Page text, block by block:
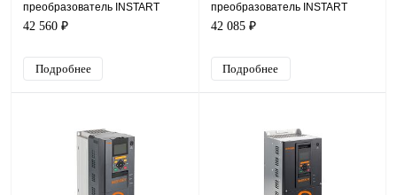
преобразователь INSTART
INPRIME-G0.75-4BF, 380В,
42 560 ₽
Подробнее
преобразователь INSTART
INPRIME-G0.4-4BF, 380В, 0,4кВт,
42 085 ₽
Подробнее